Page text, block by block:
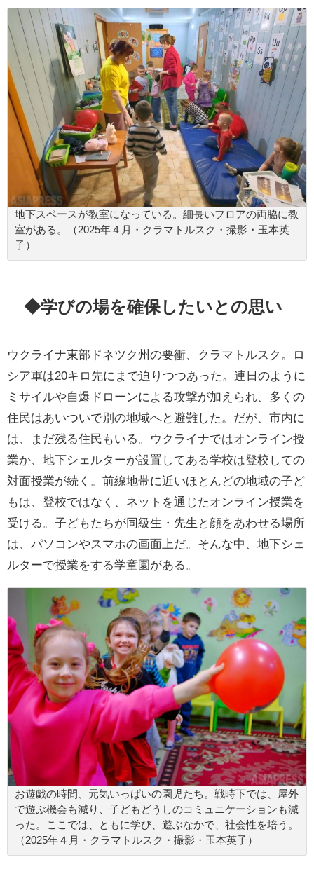
地下スペースが教室になっている。細長いフロアの両脇に教
室がある。（2025年４月・クラマトルスク・撮影・玉本英
子）
◆学びの場を確保したいとの思い
ウクライナ東部ドネツク州の要衝、クラマトルスク。ロ
シア軍は20キロ先にまで迫りつつあった。連日のように
ミサイルや自爆ドローンによる攻撃が加えられ、多くの
住民はあいついで別の地域へと避難した。だが、市内に
は、まだ残る住民もいる。ウクライナではオンライン授
業か、地下シェルターが設置してある学校は登校しての
対面授業が続く。前線地帯に近いほとんどの地域の子ど
もは、登校ではなく、ネットを通じたオンライン授業を
受ける。子どもたちが同級生・先生と顔をあわせる場所
は、パソコンやスマホの画面上だ。そんな中、地下シェ
ルターで授業をする学童園がある。
お遊戯の時間、元気いっぱいの園児たち。戦時下では、屋外
で遊ぶ機会も減り、子どもどうしのコミュニケーションも減
った。ここでは、ともに学び、遊ぶなかで、社会性を培う。
（2025年４月・クラマトルスク・撮影・玉本英子）